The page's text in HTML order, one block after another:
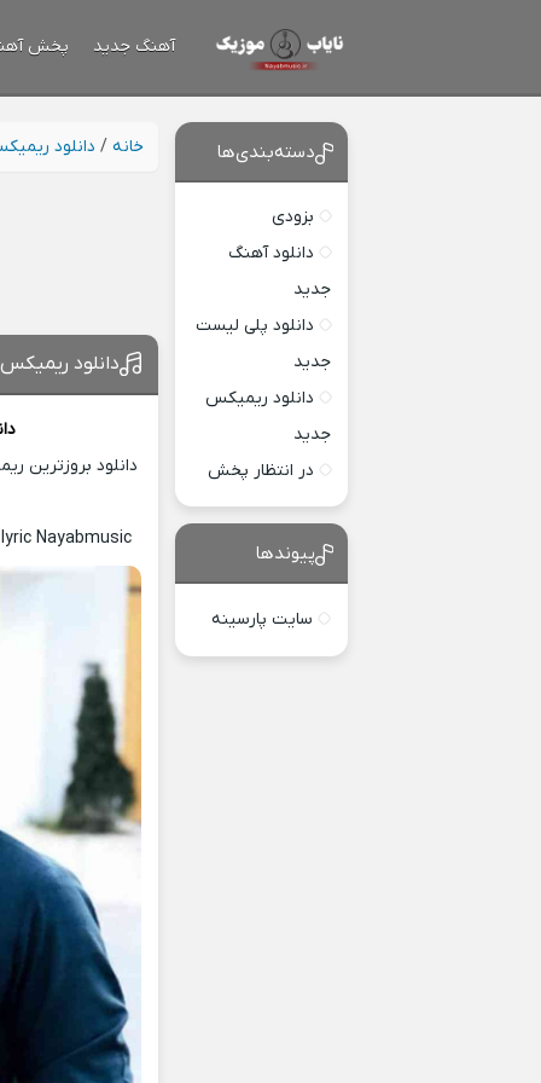
آهنگ جدید پخش
خانه / دانلود
دانلود
دانلود بروزترین
Nayabmusic
دسته‌بندی‌ها
بزودی
دانلود آهنگ
جدید
دانلود پلی لیست
جدید
دانلود ریمیکس
جدید
در انتظار پخش
پیوندها
سایت پارسینه